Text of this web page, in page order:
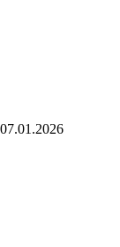
07.01.2026